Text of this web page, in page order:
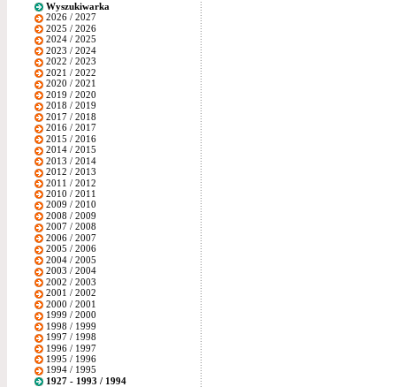
Wyszukiwarka
2026 / 2027
2025 / 2026
2024 / 2025
2023 / 2024
2022 / 2023
2021 / 2022
2020 / 2021
2019 / 2020
2018 / 2019
2017 / 2018
2016 / 2017
2015 / 2016
2014 / 2015
2013 / 2014
2012 / 2013
2011 / 2012
2010 / 2011
2009 / 2010
2008 / 2009
2007 / 2008
2006 / 2007
2005 / 2006
2004 / 2005
2003 / 2004
2002 / 2003
2001 / 2002
2000 / 2001
1999 / 2000
1998 / 1999
1997 / 1998
1996 / 1997
1995 / 1996
1994 / 1995
1927 - 1993 / 1994